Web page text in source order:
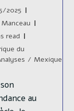
2025
:
read
du
/ Mexique
au